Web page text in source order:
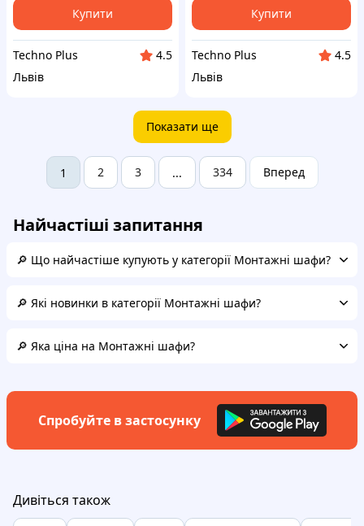
Купити
Techno Plus
4.5
Львів
Купити
Techno Plus
4.5
Львів
Показати ще
1 2 3 ... 334 Вперед
Найчастіші запитання
🔎 Що найчастіше купують у категорії Монтажні шафи?
🔎 Які новинки в категорії Монтажні шафи?
🔎 Яка ціна на Монтажні шафи?
Спробуйте в застосунку
Дивіться також